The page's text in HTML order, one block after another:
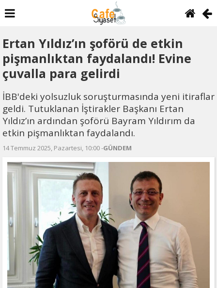
Ertan Yıldız’ın şoförü de etkin
pişmanlıktan faydalandı! Evine
çuvalla para gelirdi
İBB'deki yolsuzluk soruşturmasında yeni itiraflar
geldi. Tutuklanan İştirakler Başkanı Ertan
Yıldız’ın ardından şoförü Bayram Yıldırım da
etkin pişmanlıktan faydalandı.
14 Temmuz 2025, Pazartesi, 10:00 -GÜNDEM